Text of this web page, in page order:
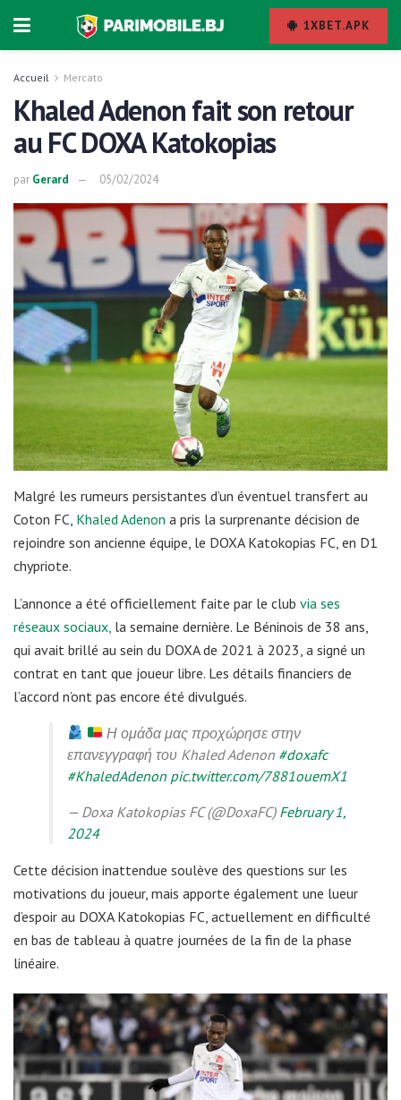
1XBET.APK
Accueil Mercato
Khaled Adenon fait son retour
au FC DOXA Katokopias
par Gerard 05/02/2024
Malgré les rumeurs persistantes d’un éventuel transfert au
Coton FC, Khaled Adenon a pris la surprenante décision de
rejoindre son ancienne équipe, le DOXA Katokopias FC, en D1
chypriote.
L’annonce a été officiellement faite par le club via ses
réseaux sociaux, la semaine dernière. Le Béninois de 38 ans,
qui avait brillé au sein du DOXA de 2021 à 2023, a signé un
contrat en tant que joueur libre. Les détails financiers de
l’accord n’ont pas encore été divulgués.
Η ομάδα μας προχώρησε στην
επανεγγραφή του Khaled Adenon #doxafc
#KhaledAdenon pic.twitter.com/7881ouemX1
— Doxa Katokopias FC (@DoxaFC) February 1,
2024
Cette décision inattendue soulève des questions sur les
motivations du joueur, mais apporte également une lueur
d’espoir au DOXA Katokopias FC, actuellement en difficulté
en bas de tableau à quatre journées de la fin de la phase
linéaire.